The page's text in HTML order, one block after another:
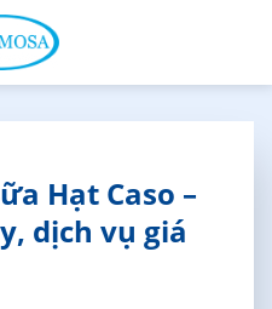
Hạt Caso –
dịch vụ giá